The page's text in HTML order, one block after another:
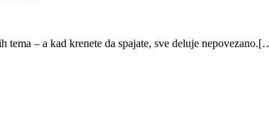
tema – a kad krenete da spajate, sve deluje